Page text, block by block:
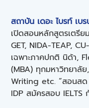
สถาบัน เดอะ ไบรท์ เบ
เปิดสอนหลักสูตรเตรี
GET, NIDA-TEAP,
เฉพาะภาคปกติ นิด้า,
(MBA) ทุกมหาวิทยาลัย
Writing etc. “สอนสด
IDP สมัครสอบ IELTS